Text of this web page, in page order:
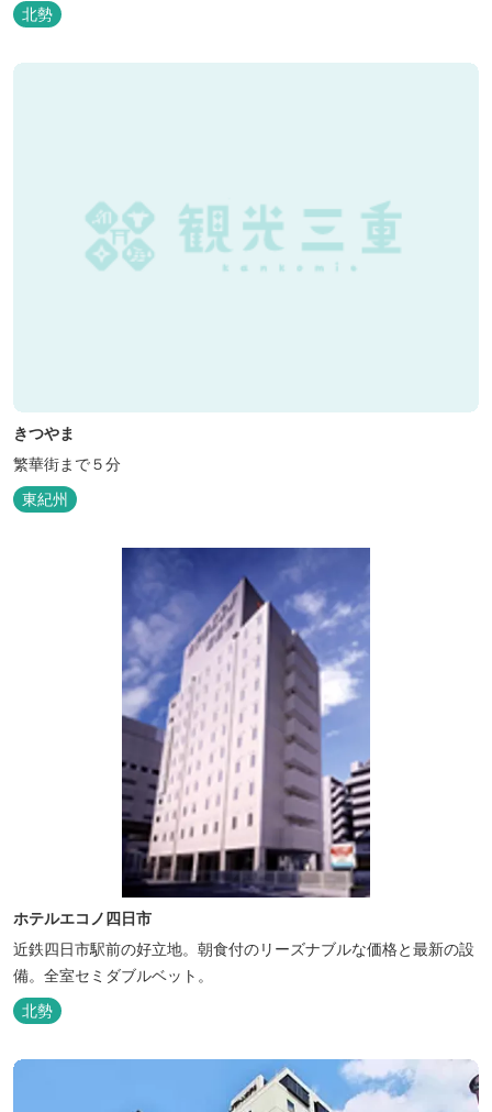
北勢
きつやま
繁華街まで５分
東紀州
ホテルエコノ四日市
近鉄四日市駅前の好立地。朝食付のリーズナブルな価格と最新の設
備。全室セミダブルベット。
北勢